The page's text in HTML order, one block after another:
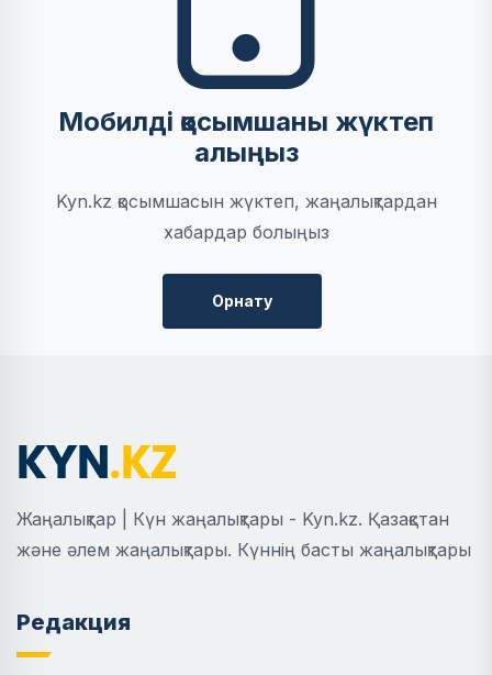
Мобилді қосымшаны жүктеп
алыңыз
Kyn.kz қосымшасын жүктеп, жаңалықтардан
хабардар болыңыз
Орнату
Жаңалықтар | Күн жаңалықтары - Kyn.kz. Қазақстан
және әлем жаңалықтары. Күннің басты жаңалықтары
Редакция